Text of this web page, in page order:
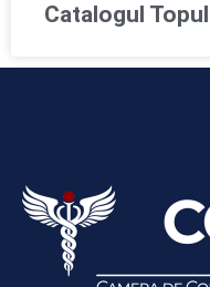
Catalogul